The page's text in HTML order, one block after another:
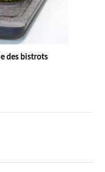
des bistrots